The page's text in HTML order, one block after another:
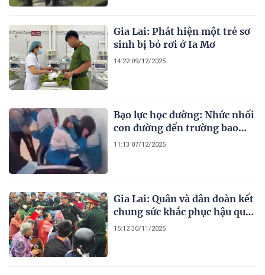
Gia Lai: Phát hiện một trẻ sơ
sinh bị bỏ rơi ở Ia Mơ
14:22 09/12/2025
Bạo lực học đường: Nhức nhối
con đường đến trường bao
giờ mới đến hồi kết
11:13 07/12/2025
Gia Lai: Quân và dân đoàn kết
chung sức khắc phục hậu quả
bão lũ, nhanh chóng ổn định
15:12 30/11/2025